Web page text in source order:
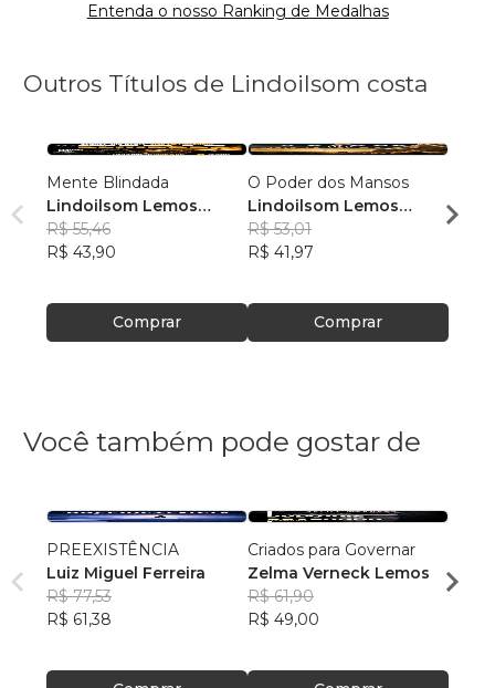
Entenda o nosso Ranking de Medalhas
Outros Títulos de Lindoilsom costa
Mente Blindada
Lindoilsom Lemos
costa
R$ 55,46
R$ 43,90
Comprar
O Poder dos Mansos
Lindoilsom Lemos
costa
R$ 53,01
R$ 41,97
Comprar
costa
R$
Você também pode gostar de
PREEXISTÊNCIA
Luiz Miguel Ferreira
R$ 77,53
R$ 61,38
Criados para Governar
Zelma Verneck Lemos
R$ 61,90
R$ 49,00
R$